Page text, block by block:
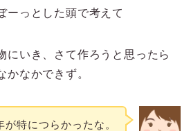
ーっとした頭で考えて
にいき、さて作ろうと思ったら
かなかできず。
が特につらかったな。